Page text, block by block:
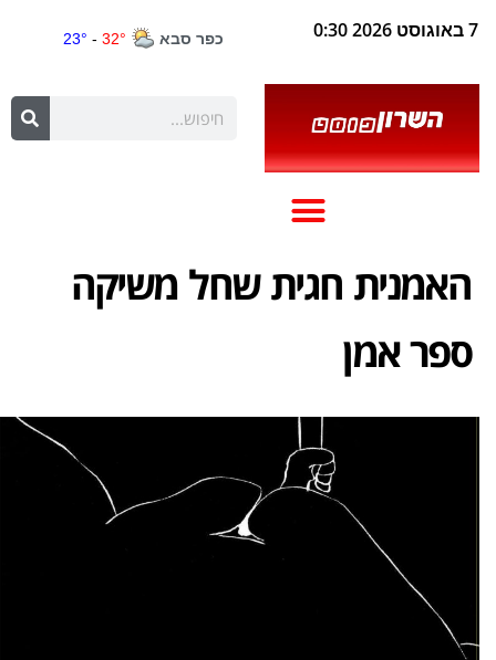
7 באוגוסט 2026 0:30
האמנית חגית שחל משיקה
ספר אמן